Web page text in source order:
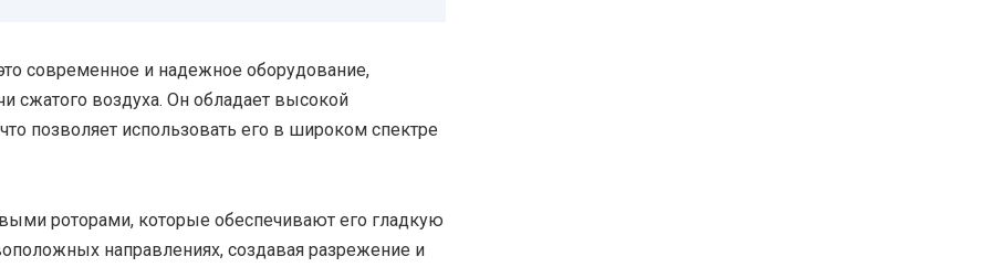
современное и надежное оборудование,
сжатого воздуха. Он обладает высокой
позволяет использовать его в широком спектре
роторами, которые обеспечивают его гладкую
направлениях, создавая разрежение и